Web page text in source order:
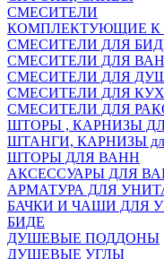
СМЕСИТЕЛИ
КОМПЛЕКТУЮЩИЕ К
СМЕСИТЕЛИ ДЛЯ
СМЕСИТЕЛИ ДЛЯ
СМЕСИТЕЛИ ДЛЯ
СМЕСИТЕЛИ ДЛЯ
СМЕСИТЕЛИ ДЛЯ
ШТОРЫ , КАРНИЗЫ
ШТАНГИ, КАРНИЗЫ
ШТОРЫ ДЛЯ ВАНН
АКСЕССУАРЫ ДЛЯ
АРМАТУРА ДЛЯ
БАЧКИ И ЧАШИ ДЛЯ
БИДЕ
ДУШЕВЫЕ ПОДДОНЫ
ДУШЕВЫЕ УГЛЫ